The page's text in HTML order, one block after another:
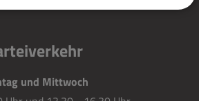
und Mittwoch